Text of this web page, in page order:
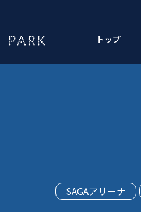
トップ
SAGAアリーナ